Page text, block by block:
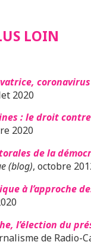
LOIN
2020
: le droit
2020
de la
(blog), octobre
à l’approche
l’élection du
de Radio-